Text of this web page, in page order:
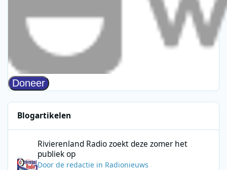
Blogartikelen
Rivierenland Radio zoekt deze zomer het
publiek op
Doorde redactie in Radionieuws